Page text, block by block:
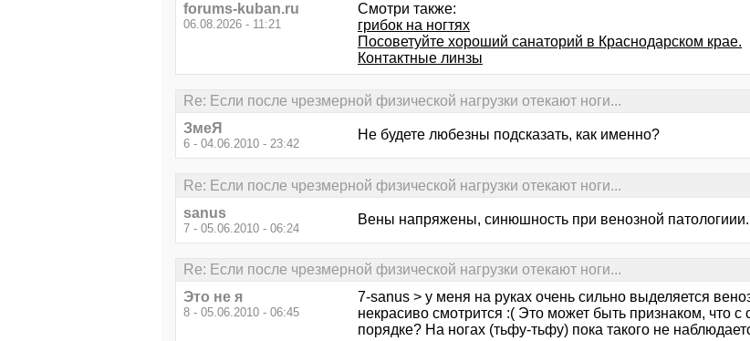
forums-kuban.ru
06.08.2026 - 11:21
Смотри также:
грибок на ногтях
Посоветуйте хороший санаторий в Краснодарском крае.
Контактные линзы
Re: Если после чрезмерной физической нагрузки отекают ноги...
ЗмеЯ
6 - 04.06.2010 - 23:42
Не будете любезны подсказать, как именно?
Re: Если после чрезмерной физической нагрузки отекают ноги...
sanus
7 - 05.06.2010 - 06:24
Вены напряжены, синюшность при венозной
Re: Если после чрезмерной физической нагрузки отекают ноги...
Это не я
8 - 05.06.2010 - 06:45
7-sanus > у меня на руках очень сильно выделяется
некрасиво смотрится :( Это может быть признаком, что с
порядке? На ногах (тьфу-тьфу) пока такого не